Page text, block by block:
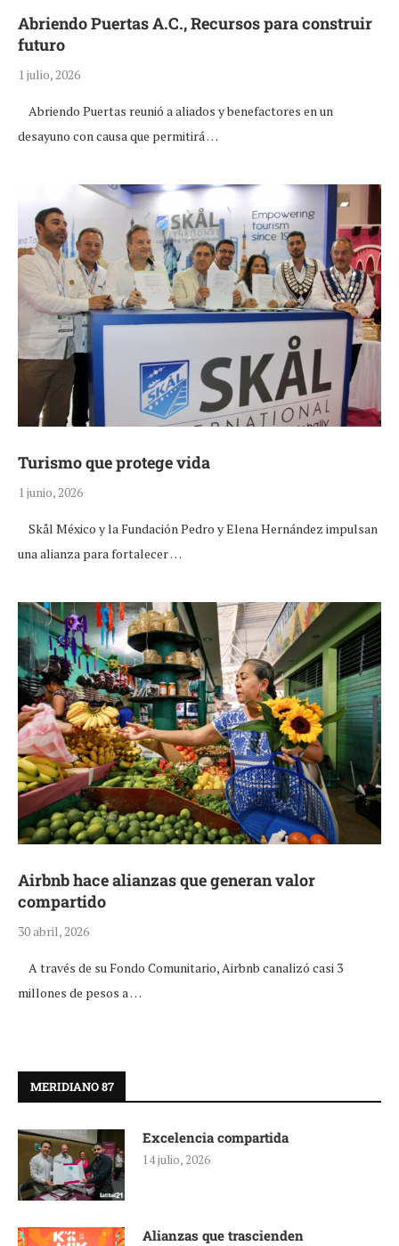
Abriendo Puertas A.C., Recursos para construir
futuro
1 julio, 2026
Abriendo Puertas reunió a aliados y benefactores en un
desayuno con causa que permitirá …
Turismo que protege vida
1 junio, 2026
Skål México y la Fundación Pedro y Elena Hernández impulsan
una alianza para fortalecer …
Airbnb hace alianzas que generan valor
compartido
30 abril, 2026
A través de su Fondo Comunitario, Airbnb canalizó casi 3
millones de pesos a …
MERIDIANO 87
Excelencia compartida
14 julio, 2026
Alianzas que trascienden